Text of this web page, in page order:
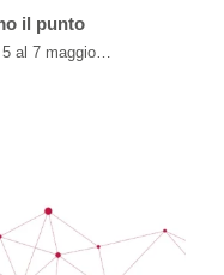
il punto
al 7 maggio…